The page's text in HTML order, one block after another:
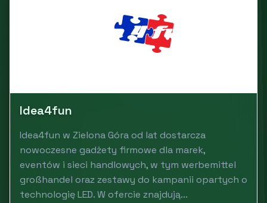
Idea4fun
Idea4fun w Zielona Góra od lat dostarcza
nowoczesne gadżety firmowe dla marek,
eventów i sieci handlowych, w tym werbemittel
großhandel oraz zestawy do kampanii opartych o
technologię LED. W ofercie znajdują...